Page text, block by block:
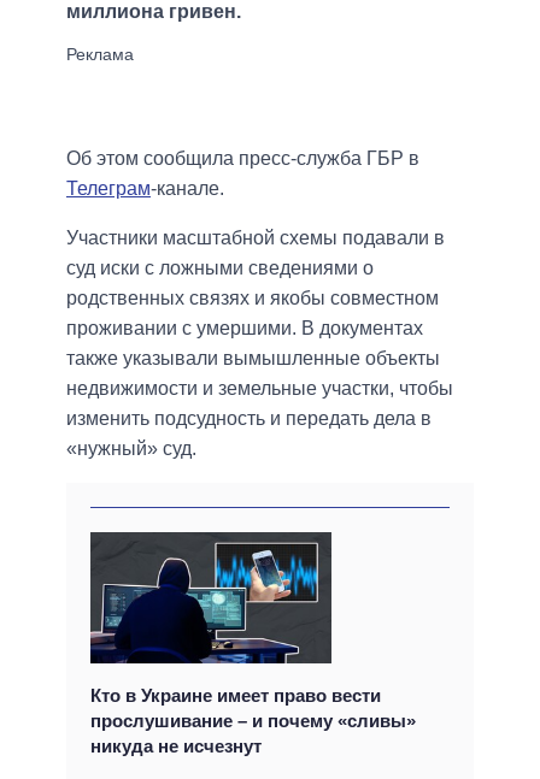
миллиона гривен.
Об этом сообщила пресс-служба ГБР в
Телеграм-канале.
Участники масштабной схемы подавали в
суд иски с ложными сведениями о
родственных связях и якобы совместном
проживании с умершими. В документах
также указывали вымышленные объекты
недвижимости и земельные участки, чтобы
изменить подсудность и передать дела в
«нужный» суд.
Кто в Украине имеет право вести
прослушивание – и почему «сливы»
никуда не исчезнут